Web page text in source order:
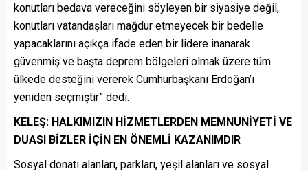
konutları bedava vereceğini söyleyen bir siyasiye değil,
konutları vatandaşları mağdur etmeyecek bir bedelle
yapacaklarını açıkça ifade eden bir lidere inanarak
güvenmiş ve başta deprem bölgeleri olmak üzere tüm
ülkede desteğini vererek Cumhurbaşkanı Erdoğan’ı
yeniden seçmiştir” dedi.
KELEŞ: HALKIMIZIN HİZMETLERDEN MEMNUNİYETİ VE
DUASI BİZLER İÇİN EN ÖNEMLİ KAZANIMDIR
Sosyal donatı alanları, parkları, yeşil alanları ve sosyal